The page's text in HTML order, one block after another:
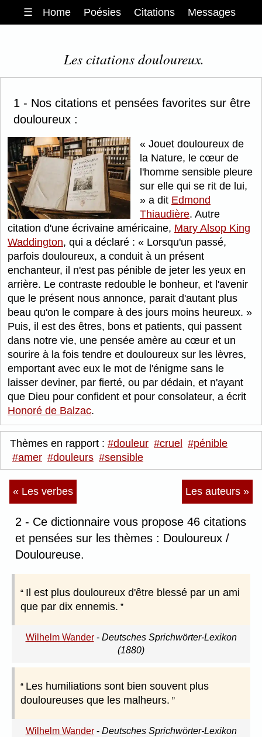
☰ Home Poésies Citations Messages
Les citations douloureux.
1 - Nos citations et pensées favorites sur être
douloureux :
Jouet douloureux de
la Nature, le cœur de
l'homme sensible pleure
sur elle qui se rit de lui,
a dit Edmond
Thiaudière. Autre
citation d'une écrivaine américaine, Mary Alsop King
Waddington, qui a déclaré :
Lorsqu'un passé,
parfois douloureux, a conduit à un présent
enchanteur, il n'est pas pénible de jeter les yeux en
arrière. Le contraste redouble le bonheur, et l'avenir
que le présent nous annonce, parait d'autant plus
beau qu'on le compare à des jours moins heureux.
Puis, il est des êtres, bons et patients, qui passent
dans notre vie, une pensée amère au cœur et un
sourire à la fois tendre et douloureux sur les lèvres,
emportant avec eux le mot de l'énigme sans le
laisser deviner, par fierté, ou par dédain, et n'ayant
que Dieu pour confident et pour consolateur, a écrit
Honoré de Balzac.
Thèmes en rapport : #douleur #cruel
#pénible
#amer #douleurs #sensible
« Les verbes Les auteurs »
2 - Ce dictionnaire vous propose 46 citations
et pensées sur les thèmes : Douloureux /
Douloureuse.
Il est plus douloureux d'être blessé par un ami
que par dix ennemis.
Wilhelm Wander- Deutsches Sprichwörter-Lexikon
(1880)
Les humiliations sont bien souvent plus
douloureuses que les malheurs.
Wilhelm Wander- Deutsches Sprichwörter-Lexikon